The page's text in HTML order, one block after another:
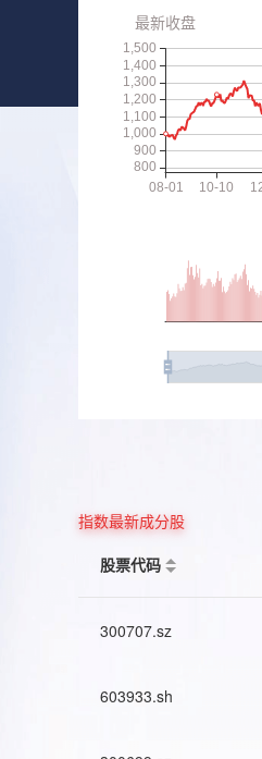
指数最新成分股
股票代码
300707.sz
603933.sh